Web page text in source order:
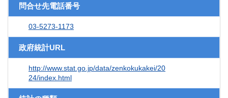
問合せ先電話番号
03-5273-1173
政府統計URL
http://www.stat.go.jp/data/zenkokukakei/20
24/index.html